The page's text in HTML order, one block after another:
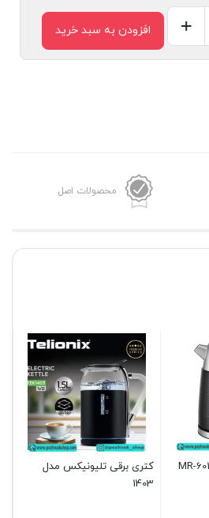
+ افزودن به سبد خرید
محصولات اصل
کتری برقی تلیونیکس مدل
1403